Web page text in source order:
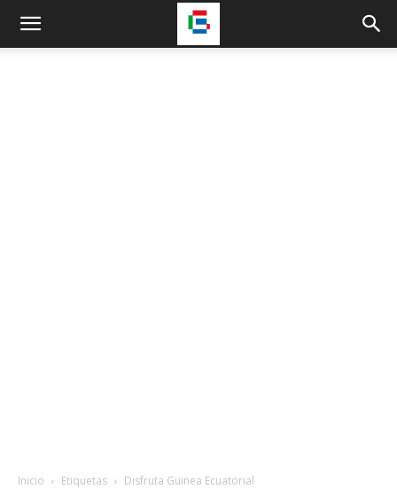
Inicio Etiquetas Disfruta Guinea Ecuatorial